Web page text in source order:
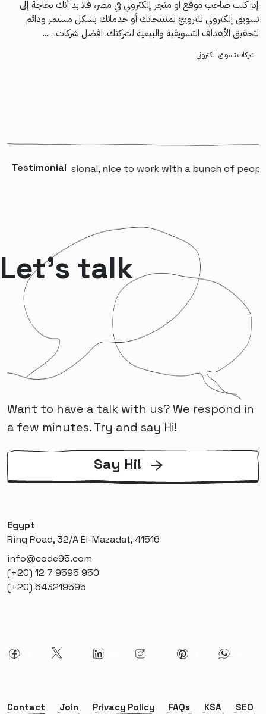
إذا كنت صاحب موقع أو متجر إلكتروني في مصر، فلا بد أنك بحاجة إلى
تسويق إلكتروني للترويج لمنتتجاتك أو خدماتك بشكل مستمر ودائم
لتحقيق الأهداف التسويقية والبيعية لشركتك. افضل شركات…...
شركات تسويق الكتروني
Testimonial
“A professional, nice to work with a bunch of people
Let’s talk
Want to have a talk with us? We respond in
a few minutes. Try and say Hi!
Say Hi!
Egypt
Ring Road, 32/A El-Mazadat, 41516
info@code95.com
(+20) 12 7 9595 950
(+20) 643219595
Contact Join Privacy Policy FAQs KSA SEO